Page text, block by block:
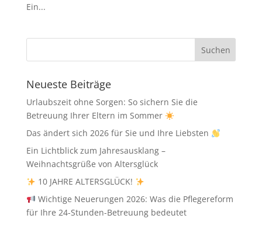
Ein...
Neueste Beiträge
Urlaubszeit ohne Sorgen: So sichern Sie die
Betreuung Ihrer Eltern im Sommer
Das ändert sich 2026 für Sie und Ihre Liebsten
Ein Lichtblick zum Jahresausklang –
Weihnachtsgrüße von Altersglück
10 JAHRE ALTERSGLÜCK!
Wichtige Neuerungen 2026: Was die Pflegereform
für Ihre 24-Stunden-Betreuung bedeutet